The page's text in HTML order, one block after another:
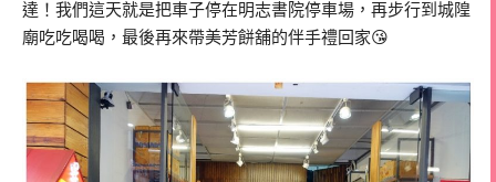
達！我們這天就是把車子停在明志書院停車場，再步行到城隍
廟吃吃喝喝，最後再來帶美芳餅舖的伴手禮回家😘